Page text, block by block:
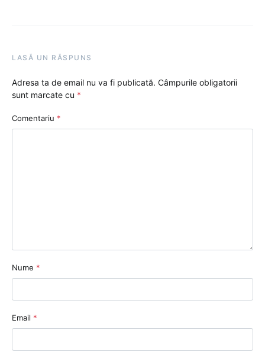
LASĂ UN RĂSPUNS
Adresa ta de email nu va fi publicată. Câmpurile obligatorii
sunt marcate cu *
Comentariu *
Nume *
Email *